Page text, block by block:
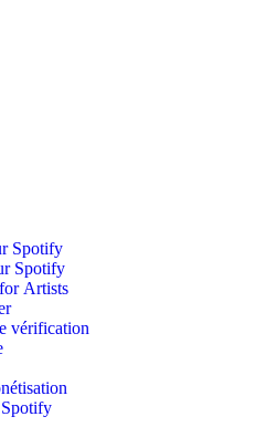
Spotify
Spotify
Artists
vérification